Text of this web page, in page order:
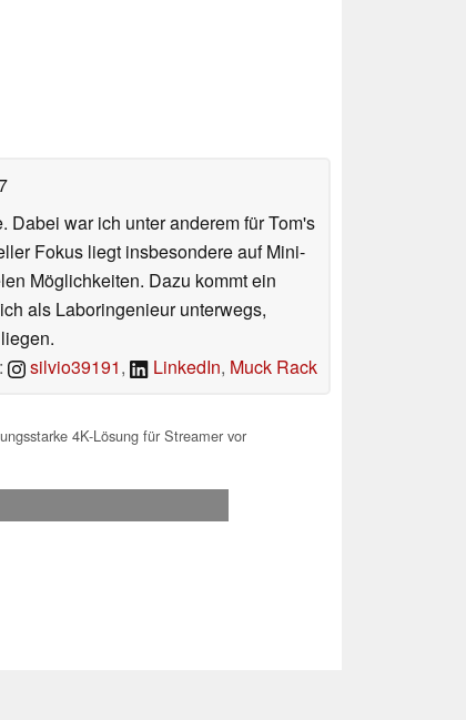
war ich unter anderem für Tom's
Fokus liegt insbesondere auf Mini-
Möglichkeiten. Dazu kommt ein
als Laboringenieur unterwegs,
silvio39191, LinkedIn, Muck Rack
4K-Lösung für Streamer vor